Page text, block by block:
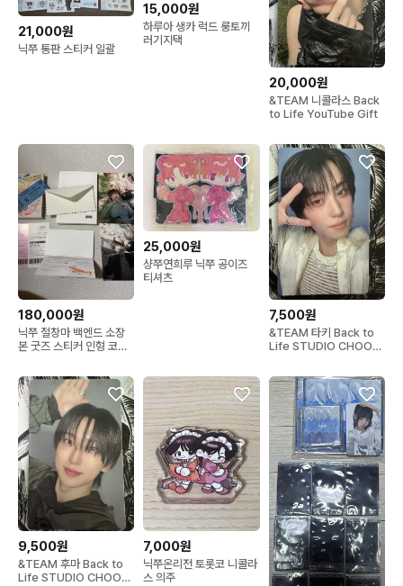
21,000원
닉쭈 통판 스티커 일괄
15,000원
하루아 생카 럭드 룽토끼
러기지택
20,000원
&TEAM 니콜라스 Back
to Life YouTube Gift
180,000원
닉쭈 절창마 백엔드 소장
본 굿즈 스티커 인형 코냥
25,000원
샹쭈연희루 닉쭈 공이즈
티셔츠
7,500원
&TEAM 타키 Back to
Life STUDIO CHOOM
9,500원
&TEAM 후마 Back to
Life STUDIO CHOOM
7,000원
닉쭈온리전 토롯코 니콜라
스 의주